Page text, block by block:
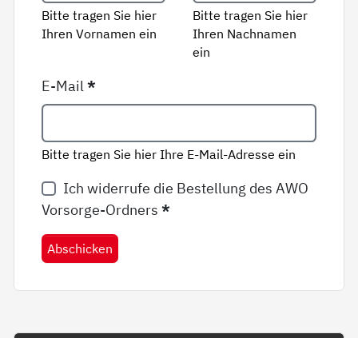
Bitte tragen Sie hier
Ihren Vornamen ein
Bitte tragen Sie hier
Ihren Nachnamen
ein
E-Mail*
Bitte tragen Sie hier Ihre E-Mail-Adresse ein
Ich widerrufe die Bestellung des AWO
Vorsorge-Ordners*
Abschicken